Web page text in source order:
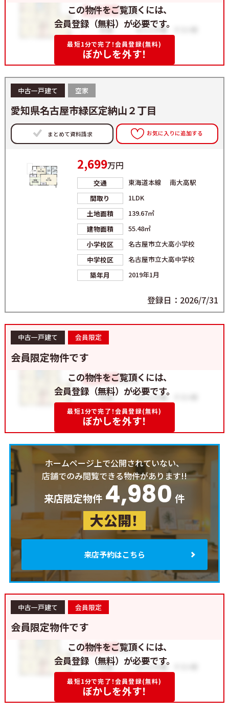
この物件をご覧頂くには、
会員登録（無料）が必要です。
最短1分で完了！会員登録(無料)
ぼかしを外す！
中古一戸建て 空家
愛知県名古屋市緑区定納山２丁目
まとめて資料請求 お気に入りに追加する
2,699万円
交通
東海道本線 南大高駅
間取り
1LDK
土地面積
139.67㎡
建物面積
55.48㎡
小学校区
名古屋市立大高小学校
中学校区
名古屋市立大高中学校
築年月
2019年1月
登録日：2026/7/31
中古一戸建て 会員限定
会員限定物件です
この物件をご覧頂くには、
会員登録（無料）が必要です。
最短1分で完了！会員登録(無料)
ぼかしを外す！
ホームページ上で公開されていない、
店舗でのみ閲覧できる物件があります!!
来店限定物件 4,980 件
大公開！
来店予約はこちら
中古一戸建て 会員限定
会員限定物件です
この物件をご覧頂くには、
会員登録（無料）が必要です。
最短1分で完了！会員登録(無料)
ぼかしを外す！